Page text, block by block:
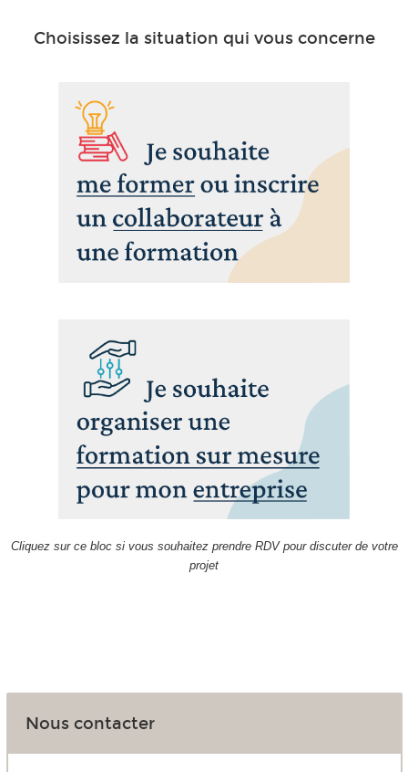
Choisissez la situation qui vous concerne
Cliquez sur ce bloc si vous souhaitez prendre RDV pour discuter de votre
projet
Nous contacter